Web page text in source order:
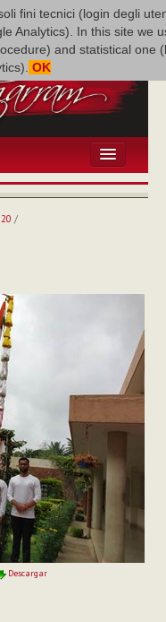
fini tecnici (login degli
Analytics). In this site we
and statistical one
OK
/
Descargar